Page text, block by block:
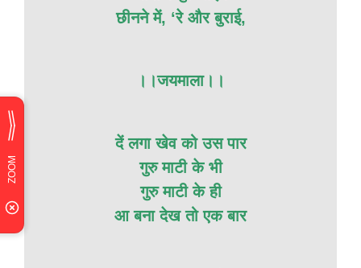
छीनने में, ‘रे और बुराई,
।।जयमाला।।
दें लगा खेव को उस पार
गुरु माटी के भी
गुरु माटी के ही
आ बना देख तो एक बार